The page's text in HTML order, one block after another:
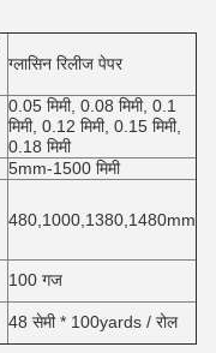
ग्लासिन रिलीज पेपर
0.05 मिमी, 0.08 मिमी, 0.1
मिमी, 0.12 मिमी, 0.15 मिमी,
0.18 मिमी
5mm-1500 मिमी
480,1000,1380,1480mm
100 गज
48 सेमी * 100yards / रोल